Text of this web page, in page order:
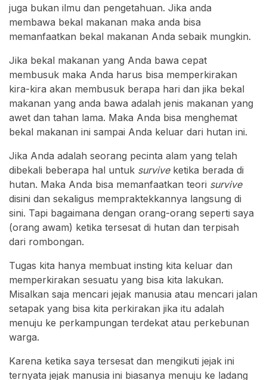
juga bukan ilmu dan pengetahuan. Jika anda
membawa bekal makanan maka anda bisa
memanfaatkan bekal makanan Anda sebaik mungkin.
Jika bekal makanan yang Anda bawa cepat
membusuk maka Anda harus bisa memperkirakan
kira-kira akan membusuk berapa hari dan jika bekal
makanan yang anda bawa adalah jenis makanan yang
awet dan tahan lama. Maka Anda bisa menghemat
bekal makanan ini sampai Anda keluar dari hutan ini.
Jika Anda adalah seorang pecinta alam yang telah
dibekali beberapa hal untuk surviveketika berada di
hutan. Maka Anda bisa memanfaatkan teori survive
disini dan sekaligus mempraktekkannya langsung di
sini. Tapi bagaimana dengan orang-orang seperti saya
(orang awam) ketika tersesat di hutan dan terpisah
dari rombongan.
Tugas kita hanya membuat insting kita keluar dan
memperkirakan sesuatu yang bisa kita lakukan.
Misalkan saja mencari jejak manusia atau mencari jalan
setapak yang bisa kita perkirakan jika itu adalah
menuju ke perkampungan terdekat atau perkebunan
warga.
Karena ketika saya tersesat dan mengikuti jejak ini
ternyata jejak manusia ini biasanya menuju ke ladang